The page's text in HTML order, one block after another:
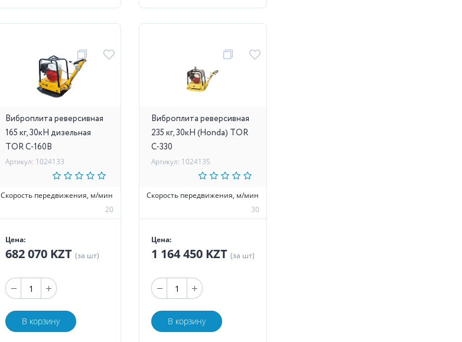
Виброплита реверсивная
165 кг, 30кН дизельная
TOR C-160B
Артикул: 1024133
Скорость передвижения, м/мин
20
Цена:
682 070 KZT (за шт)
В корзину
Виброплита реверсивная
235 кг, 30кН (Honda) TOR
C-330
Артикул: 1024135
Скорость передвижения, м/мин
30
Цена:
1 164 450 KZT (за шт)
В корзину